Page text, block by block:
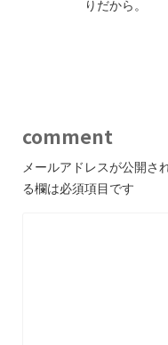
りだから。
comment
メールアドレスが公開さ
る欄は必須項目です